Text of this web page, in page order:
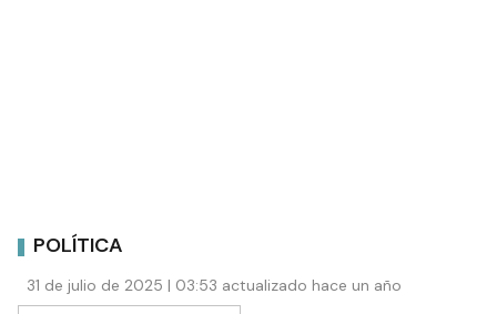
POLÍTICA
31 de julio de 2025 | 03:53 actualizado hace un año